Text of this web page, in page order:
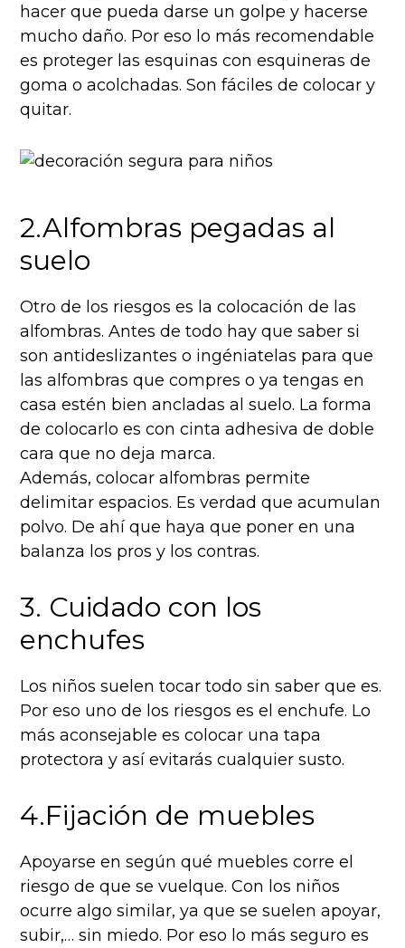
hacer que pueda darse un golpe y hacerse
mucho daño. Por eso lo más recomendable
es proteger las esquinas con esquineras de
goma o acolchadas. Son fáciles de colocar y
quitar.
2.Alfombras pegadas al
suelo
Otro de los riesgos es la colocación de las
alfombras. Antes de todo hay que saber si
sonantideslizantes o ingéniatelas para que
las alfombras que compres o ya tengas en
casa estén bien ancladas al suelo. La forma
de colocarlo es con cinta adhesiva de doble
cara que no deja marca.
Además, colocar alfombras permite
delimitar espacios. Es verdad que acumulan
polvo. De ahí que haya que poner en una
balanza los pros y los contras.
3. Cuidado con los
enchufes
Los niños suelen tocar todo sin saber que es.
Por eso uno de los riesgos es el enchufe. Lo
más aconsejable es colocar una tapa
protectora y así evitarás cualquier susto.
4.Fijación de muebles
Apoyarse en según qué muebles corre el
riesgo de que se vuelque. Con los niños
ocurre algo similar, ya que se suelen apoyar,
subir,… sin miedo. Por eso lo más seguro es